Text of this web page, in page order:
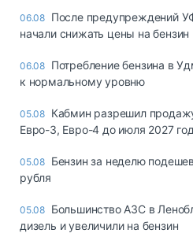
06.08 После предупреждений
начали снижать цены на бензин
06.08 Потребление бензина в
к нормальному уровню
05.08 Кабмин разрешил
Евро-3, Евро-4 до июля 2027
05.08 Бензин за неделю
рубля
05.08 Большинство АЗС в
дизель и увеличили на бензин